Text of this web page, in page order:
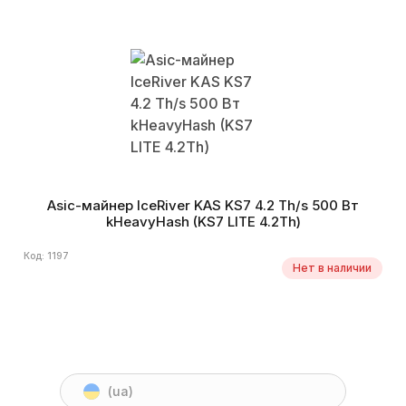
Asic-майнер IceRiver KAS KS7 4.2 Th/s 500 Вт
kHeavyHash (KS7 LITE 4.2Th)
Код: 1197
Нет в наличии
(ua)